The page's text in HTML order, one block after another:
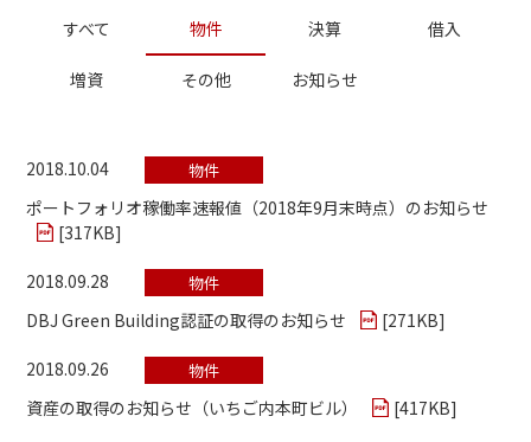
すべて 物件 決算 借入
増資 その他 お知らせ
2018.10.04 物件
ポートフォリオ稼働率速報値（2018年9月末時点）のお知らせ
[317KB]
2018.09.28 物件
DBJ Green Building認証の取得のお知らせ [271KB]
2018.09.26 物件
資産の取得のお知らせ（いちご内本町ビル） [417KB]